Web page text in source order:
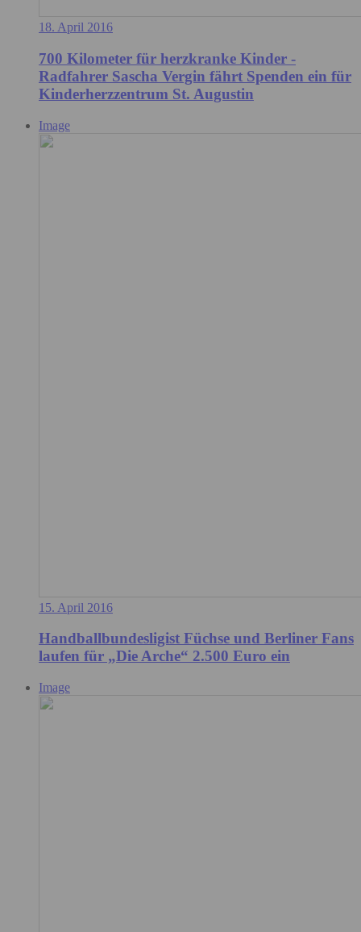
18. April 2016
700 Kilometer für herzkranke Kinder -
Radfahrer Sascha Vergin fährt Spenden ein für
Kinderherzzentrum St. Augustin
Image
15. April 2016
Handballbundesligist Füchse und Berliner Fans
laufen für „Die Arche“ 2.500 Euro ein
Image